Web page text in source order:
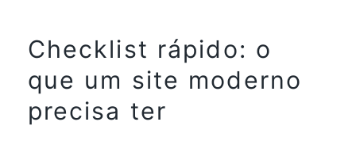
Checklist rápido: o
que um site moderno
precisa ter